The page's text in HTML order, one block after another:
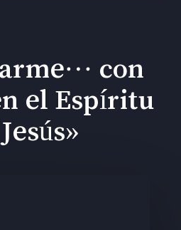
con
el Espíritu